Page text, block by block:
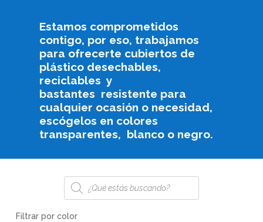
Estamos comprometidos
contigo, por eso, trabajamos
para ofrecerte cubiertos de
plástico desechables,
reciclables y
bastantes resistente para
cualquier ocasión o necesidad,
escógelos en colores
transparentes, blanco o negro.
Búsqueda
de
productos
Filtrar por color